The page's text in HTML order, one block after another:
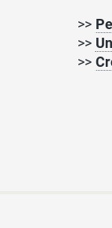
>>
>>
>>